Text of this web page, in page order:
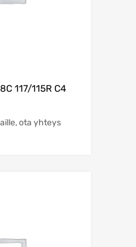
117/115R C4
ota yhteys